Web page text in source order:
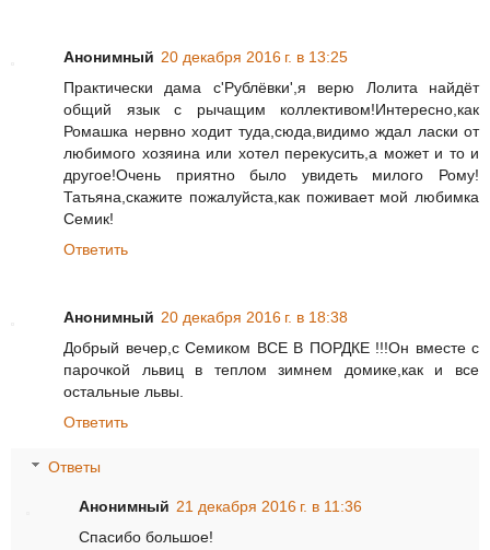
Анонимный 20 декабря 2016 г. в 13:25
Практически дама с'Рублёвки',я верю Лолита найдёт
общий язык с рычащим коллективом!Интересно,как
Ромашка нервно ходит туда,сюда,видимо ждал ласки от
любимого хозяина или хотел перекусить,а может и то и
другое!Очень приятно было увидеть милого Рому!
Татьяна,скажите пожалуйста,как поживает мой любимка
Семик!
Ответить
Анонимный 20 декабря 2016 г. в 18:38
Добрый вечер,с Семиком ВСЕ В ПОРДКЕ !!!Он вместе с
парочкой львиц в теплом зимнем домике,как и все
остальные львы.
Ответить
Ответы
Анонимный 21 декабря 2016 г. в 11:36
Спасибо большое!